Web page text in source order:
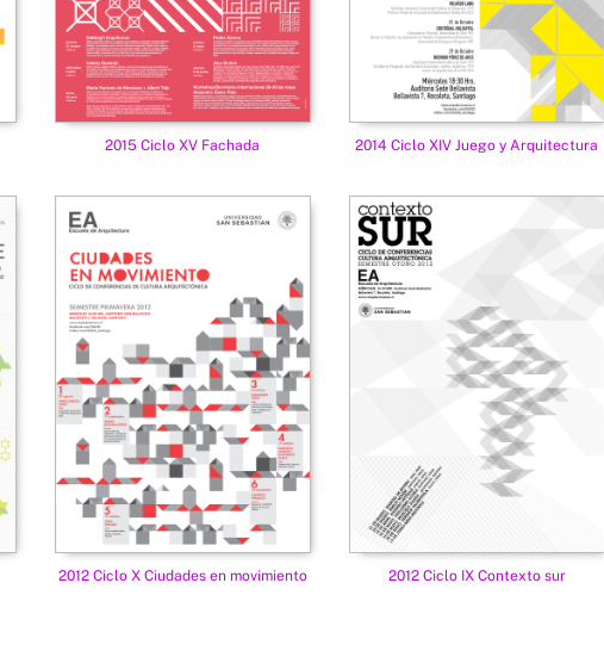
2015 Ciclo XV Fachada 2014 Ciclo XIV Juego y Arquitectura
2012 Ciclo X Ciudades en movimiento 2012 Ciclo IX Contexto sur